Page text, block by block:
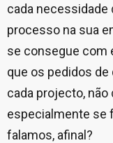
cada necessidade
processo na sua
se consegue com
que os pedidos de
cada projecto,
especialmente se
falamos, afinal?